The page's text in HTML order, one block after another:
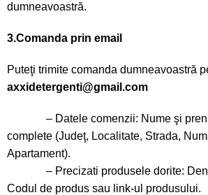
dumneavoastră.
3.Comanda prin email
Puteţi trimite comanda dumneavoastră
axxidetergenti@gmail.com
– Datele comenzii: Nume şi
complete (Judeţ, Localitate, Strada,
Apartament).
– Precizati produsele dorite:
Codul de produs sau link-ul produsului.